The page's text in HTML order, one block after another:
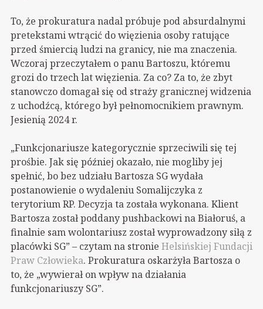
To, że prokuratura nadal próbuje pod absurdalnymi
pretekstami wtrącić do więzienia osoby ratujące
przed śmiercią ludzi na granicy, nie ma znaczenia.
Wczoraj przeczytałem o panu Bartoszu, któremu
grozi do trzech lat więzienia. Za co? Za to, że zbyt
stanowczo domagał się od straży granicznej widzenia
z uchodźcą, którego był pełnomocnikiem prawnym.
Jesienią 2024 r.
„Funkcjonariusze kategorycznie sprzeciwili się tej
prośbie. Jak się później okazało, nie mogliby jej
spełnić, bo bez udziału Bartosza SG wydała
postanowienie o wydaleniu Somalijczyka z
terytorium RP. Decyzja ta została wykonana. Klient
Bartosza został poddany pushbackowi na Białoruś, a
finalnie sam wolontariusz został wyprowadzony siłą z
placówki SG” – czytam na stronie Helsińskiej Fundacji
Praw Człowieka. Prokuratura oskarżyła Bartosza o
to, że „wywierał on wpływ na działania
funkcjonariuszy SG”.